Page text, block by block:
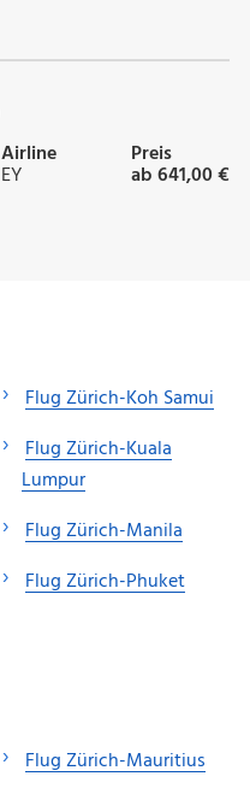
Airline
EY
Preis
ab 641,00 €
Flug Zürich-Koh Samui
Flug Zürich-Kuala
Lumpur
Flug Zürich-Manila
Flug Zürich-Phuket
Flug Zürich-Mauritius